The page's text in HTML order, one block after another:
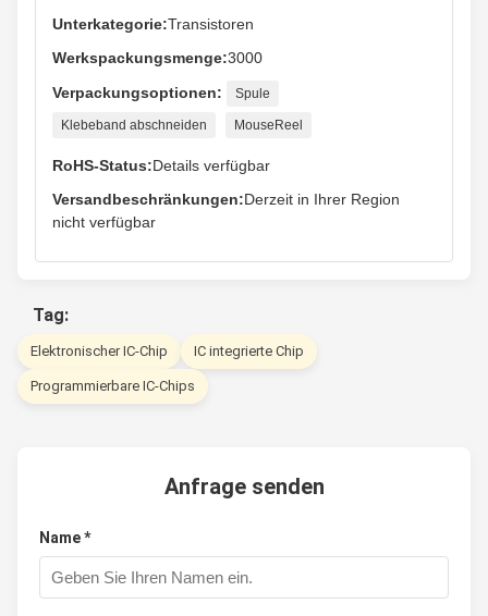
Unterkategorie:Transistoren
Werkspackungsmenge:3000
Verpackungsoptionen:
Spule
Klebeband abschneiden MouseReel
RoHS-Status:Details verfügbar
Versandbeschränkungen:Derzeit in Ihrer Region
nicht verfügbar
Tag:
Elektronischer IC-Chip IC integrierte Chip
Programmierbare IC-Chips
Anfrage senden
Name *